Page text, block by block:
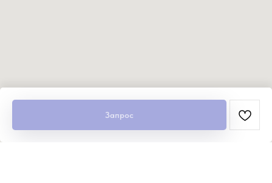
Запрос